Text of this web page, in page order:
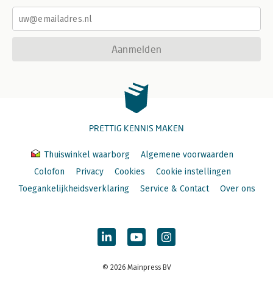
Aanmelden
PRETTIG KENNIS MAKEN
Thuiswinkel waarborg
Algemene voorwaarden
Colofon
Privacy Cookies
Cookie instellingen
Toegankelijkheidsverklaring
Service & Contact Over ons
© 2026 Mainpress BV